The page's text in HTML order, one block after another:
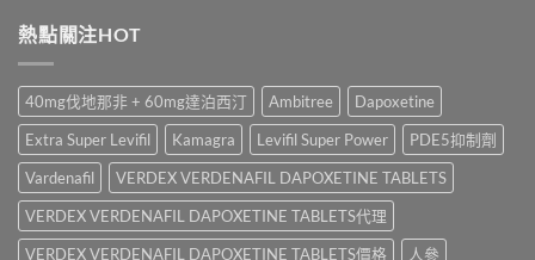
較〉
藥
渠
道、
價
錢
與
真
假
辨
印
威
壯
名
藥
真
實
效
果、
噴
霧
款
最
好
用？
享
久
3
代
與
熱點關注HOT
40mg伐地那非 + 60mg達泊西汀 Ambitree
Dapoxetine
Extra Super Levifil
Kamagra Levifil Super Power
PDE5抑制劑
Vardenafil
VERDEX VERDENAFIL DAPOXETINE TABLETS
VERDEX VERDENAFIL DAPOXETINE TABLETS代理
VERDEX VERDENAFIL DAPOXETINE TABLETS價格
人參